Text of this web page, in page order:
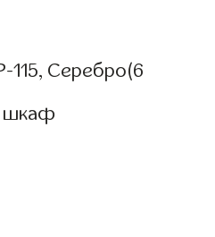
115, Серебро(6
шкаф